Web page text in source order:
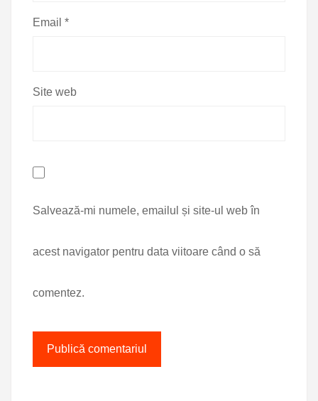
Email *
Site web
Salvează-mi numele, emailul și site-ul web în
acest navigator pentru data viitoare când o să
comentez.